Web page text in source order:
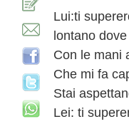
Lui:ti
lontano
Con le mani
Che mi fa
Stai
Lei: ti